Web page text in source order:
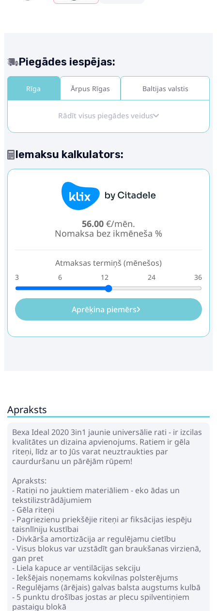
Piegādes iespējas:
Rīga Ārpus Rīgas Baltijas valstis
Rādīt visus piegādes veidus
Iemaksu kalkulators:
56.00 €/mēn.
Nomaksa bez ikmēneša %
Atmaksas termiņš (mēnešos)
3 6 12 24 36
Aprēķina piemērs
Apraksts
Bexa Ideal 2020 3in1 jaunie universālie rati - ir izcilas
kvalitātes un dizaina apvienojums. Ratiem ir gēla
riteņi, līdz ar to Jūs varat neuztraukties par
caurduršanu un pārējām rūpem!
Apraksts:
- Ratiņi no jauktiem materiāliem - eko ādas un
tekstilizstrādājumiem
- Gēla riteņi
- Pagriezienu priekšējie riteņi ar fiksācijas iespēju
taisnlīniju kustībai
- Divkārša amortizācija ar regulējamu cietību
- Visus blokus var uzstādīt gan braukšanas virzienā,
gan pret
- Liela kapuce ar ventilācijas sekciju
- Iekšējais noņemams kokvilnas polsterējums
- Regulējams (ārējais) galvas balsta augstums kulbā
- 5 punktu drošības jostas ar plecu spilventiņiem
pastaigu blokā